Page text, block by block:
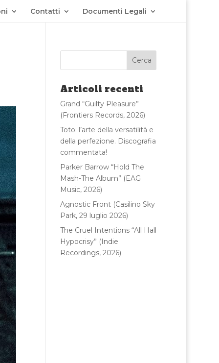
Contatti Documenti Legali
Articoli recenti
Grand “Guilty Pleasure”
(Frontiers Records, 2026)
Toto: l’arte della versatilità e
della perfezione. Discografia
commentata!
Parker Barrow “Hold The
Mash-The Album” (EAG
Music, 2026)
Agnostic Front (Casilino Sky
Park, 29 luglio 2026)
The Cruel Intentions “All Hall
Hypocrisy” (Indie
Recordings, 2026)